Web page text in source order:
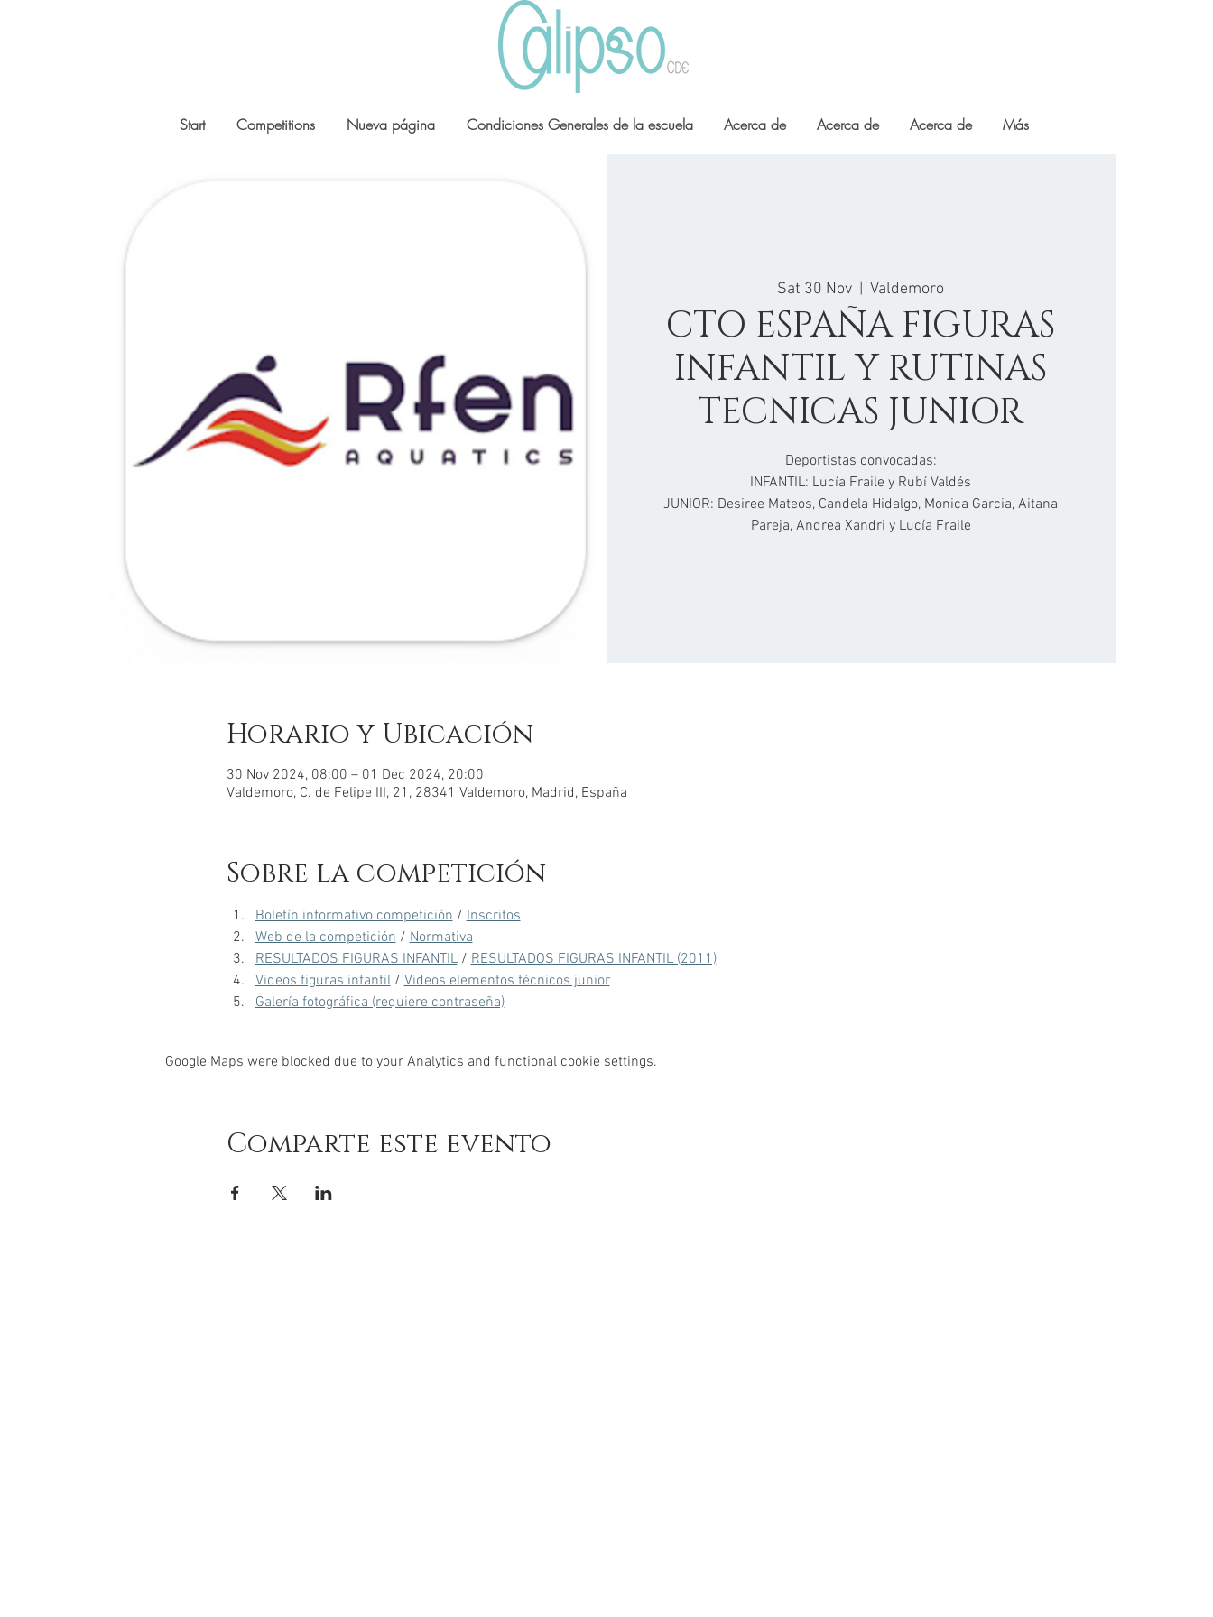
Start Competitions Nueva página Condiciones Generales de la escuela Acerca de Acerca de Acerca de Más
Sat 30 Nov
  |
Valdemoro
CTO ESPAÑA FIGURAS
INFANTIL Y RUTINAS
TECNICAS JUNIOR
Deportistas convocadas:
INFANTIL: Lucía Fraile y Rubí Valdés
JUNIOR: Desiree Mateos, Candela Hidalgo, Monica Garcia, Aitana
Pareja, Andrea Xandri y Lucía Fraile
Horario y Ubicación
30 Nov 2024, 08:00 – 01 Dec 2024, 20:00
Valdemoro, C. de Felipe III, 21, 28341 Valdemoro, Madrid, España
Sobre la competición
Boletín informativo competición / Inscritos
Web de la competición / Normativa
RESULTADOS FIGURAS INFANTIL / RESULTADOS FIGURAS INFANTIL (2011)
Videos figuras infantil / Videos elementos técnicos junior
Galería fotográfica (requiere contraseña)
Google Maps were blocked due to your Analytics and functional cookie settings.
Comparte este evento